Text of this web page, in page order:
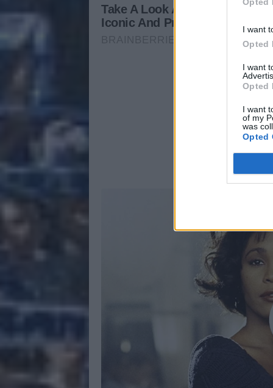
I want
Opted
I want
Opted
I want
of my
was
Opted